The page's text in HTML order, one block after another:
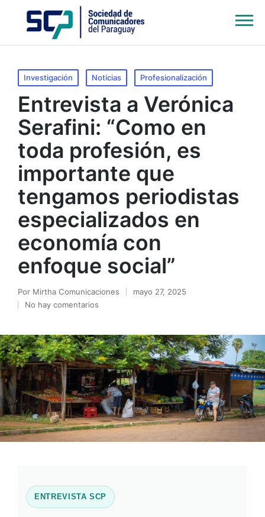
Publicado
en
Investigación Noticias Profesionalización
Entrevista a Verónica
Serafini: “Como en
toda profesión, es
importante que
tengamos periodistas
especializados en
economía con
enfoque social”
Publicado
por
Por Mirtha Comunicaciones
mayo 27, 2025
No hay comentarios
ENTREVISTA SCP